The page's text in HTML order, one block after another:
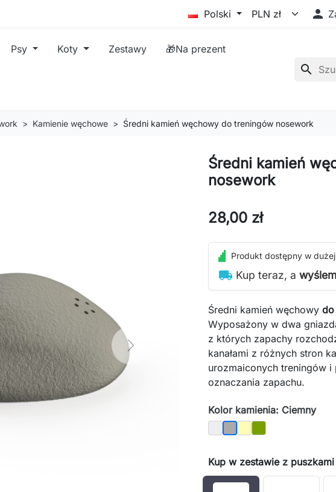
Polski 
Psy Koty Zestawy 🎁Na prezent
search
Kamienie węchowe Średni kamień węchowy do treningów nosework
Next
Średni kamień
nosework
28,00 zł
Produkt dostępny w
local_shipping Kup teraz, a
Średni kamień węchowy do
Wyposażony w dwa
z których zapachy
kanałami z różnych stron
urozmaiconych treningów
oznaczania zapachu.
Kolor kamienia: Ciemny
JasnyCiemny
Piaskowy
Mech
Kup w zestawie z